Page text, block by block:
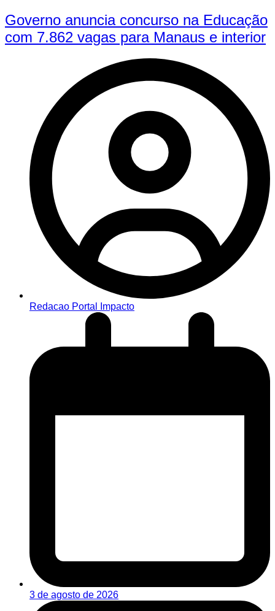
Governo anuncia concurso na Educação
com 7.862 vagas para Manaus e interior
Redacao Portal Impacto
3 de agosto de 2026